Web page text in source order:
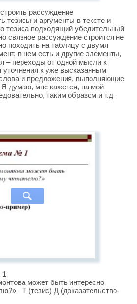
рассуждение
тезисы и аргументы в тексте и
тезиса подходящий убедительный
связное рассуждение строится не
походить на таблицу с двумя
в нем есть и другие элементы,
– переходы от одной мысли к
уточнения к уже высказанным
и предложения, выполняющие
думаю, мне кажется, на мой
таким образом и т.д.
может быть интересно
Т (тезис) Д (доказательство-